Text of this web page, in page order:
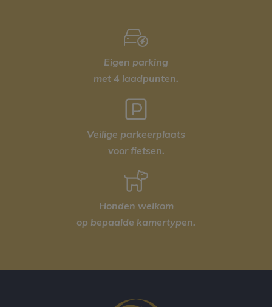
Eigen parking
met 4 laadpunten.
Veilige parkeerplaats
voor fietsen.
Honden welkom
op bepaalde kamertypen.